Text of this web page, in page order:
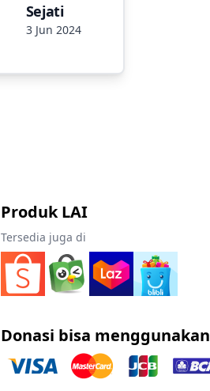
Sejati
3 Jun 2024
Produk LAI
Tersedia juga di
Donasi bisa menggunakan